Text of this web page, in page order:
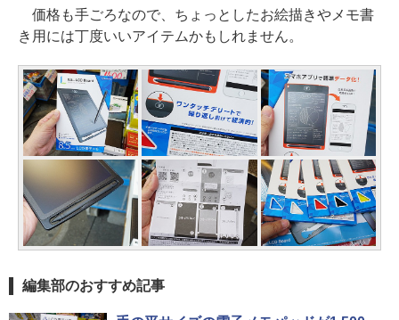
価格も手ごろなので、ちょっとしたお絵描きやメモ書
き用には丁度いいアイテムかもしれません。
編集部のおすすめ記事